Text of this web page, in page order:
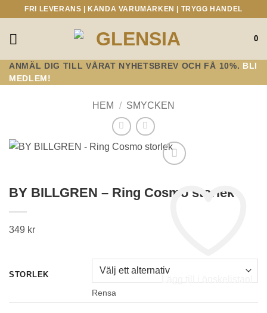
content
FRI LEVERANS | KÄNDA VARUMÄRKEN | TRYGG HANDEL
0
ANMÄL DIG TILL VÅRAT NYHETSBREV OCH FÅ 10%. BLI
MEDLEM!
HEM / SMYCKEN
BY BILLGREN – Ring Cosmo storlek
349 kr
STORLEK
Rensa